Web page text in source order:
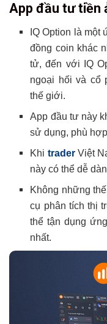
App đầu tư tiền
IQ Option là một
đồng coin khác
tử, đến với IQ
ngoại hối và cổ
thế giới.
App đầu tư này
sử dụng, phù
Khi traderViệt
này có thể dễ
Không những
cụ phân tích thị
thể tận dụng
nhất.